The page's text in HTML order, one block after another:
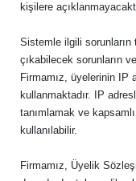
kişilere
Sistemle ilgili sorunların
çıkabilecek sorunların
Firmamız, üyelerinin IP
kullanmaktadır. IP
tanımlamak ve
kullanılabilir.
Firmamız, Üyelik